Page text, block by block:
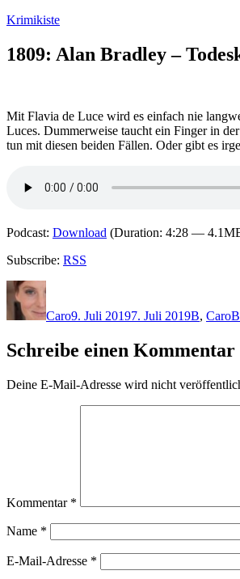
Zum
springen
Krimikiste
1809: Alan Bradley –
Mit Flavia de Luce wird es einfach nie
Luces. Dummerweise taucht ein Finger in
tun mit diesen beiden Fällen. Oder gibt es
Podcast: Download (Duration: 4:28 —
Subscribe: RSS
Autor
Caro9. Juli 20197. Juli 2019B, Caro
Schreibe einen Kommentar
Deine E-Mail-Adresse wird nicht
Kommentar *
Name *
E-Mail-Adresse *